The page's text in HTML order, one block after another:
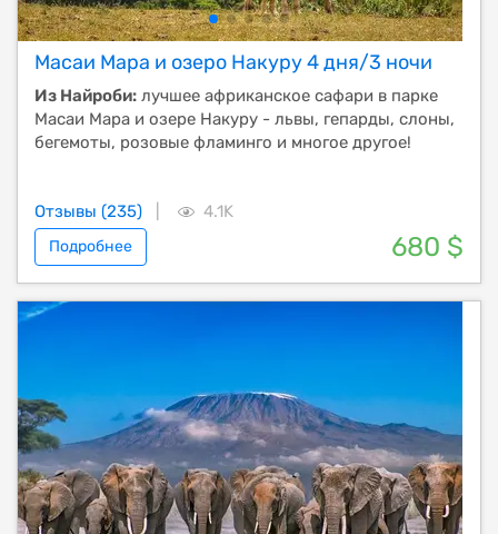
Масаи Мара и озеро Накуру 4 дня/3 ночи
Из Найроби: лучшее африканское сафари в парке
Масаи Мара и озере Накуру - львы, гепарды, слоны,
бегемоты, розовые фламинго и многое другое!
Отзывы (235) 4.1K
Подробнее 680 $